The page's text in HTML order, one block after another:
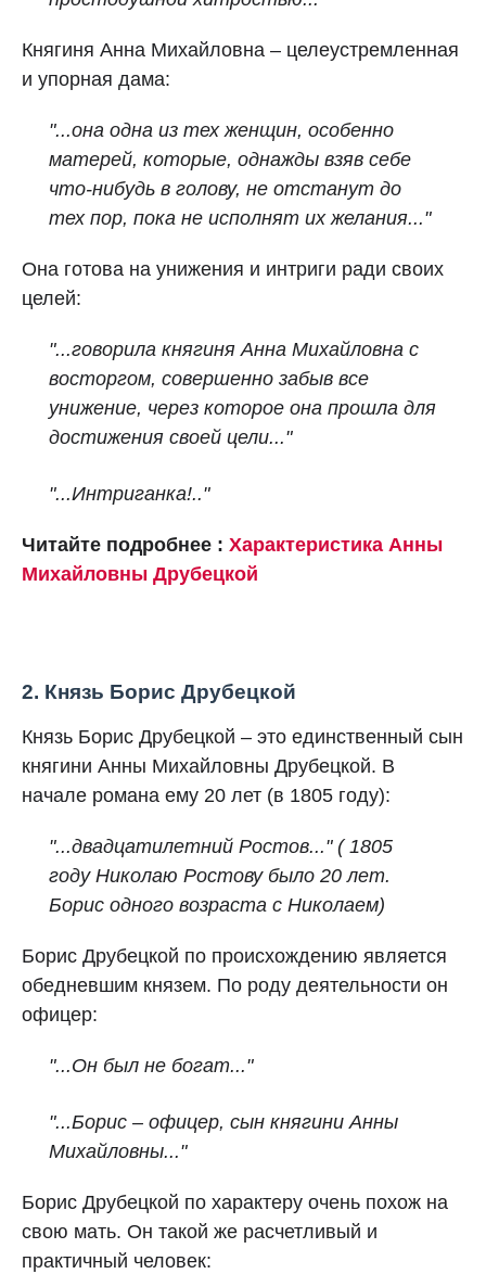
Княгиня Анна Михайловна – целеустремленная
и упорная дама:
"...она одна из тех женщин, особенно
матерей, которые, однажды взяв себе
что-нибудь в голову, не отстанут до
тех пор, пока не исполнят их желания..."
Она готова на унижения и интриги ради своих
целей:
"...говорила княгиня Анна Михайловна с
восторгом, совершенно забыв все
унижение, через которое она прошла для
достижения своей цели..."
"...Интриганка!.."
Читайте подробнее : Характеристика Анны
Михайловны Друбецкой
2. Князь Борис Друбецкой
Князь Борис Друбецкой – это единственный сын
княгини Анны Михайловны Друбецкой. В
начале романа ему 20 лет (в 1805 году):
"...двадцатилетний Ростов..." ( 1805
году Николаю Ростову было 20 лет.
Борис одного возраста с Николаем)
Борис Друбецкой по происхождению является
обедневшим князем. По роду деятельности он
офицер:
"...Он был не богат..."
"...Борис – офицер, сын княгини Анны
Михайловны..."
Борис Друбецкой по характеру очень похож на
свою мать. Он такой же расчетливый и
практичный человек: